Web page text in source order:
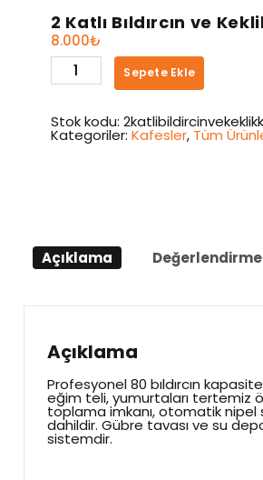
2 Katlı Bıldırcın ve
8.000₺
2
Katlı
Bıldırcın
Keklik
Kafesi
adet
Sepete Ekle
Stok kodu:
Kategoriler: Kafesler, Tüm
Açıklama
Açıklama
Profesyonel 80 bıldırcın
eğim teli, yumurtaları tertemiz
toplama imkanı, otomatik nipel
dahildir. Gübre tavası ve su
sistemdir.